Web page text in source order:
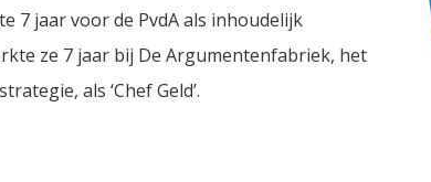
7 jaar voor de PvdA als inhoudelijk
ze 7 jaar bij De Argumentenfabriek, het
als ‘Chef Geld’.